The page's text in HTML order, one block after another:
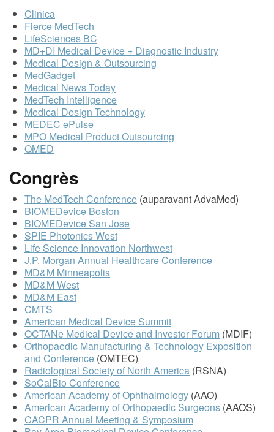
Clinica
Fierce MedTech
LifeSciences BC
MD+DI Medical Device + Diagnostic Industry
Medical Design & Outsourcing
MedGadget
Medical News Today
MedTech Intelligence
Medical Design Technology
MEDEC ePulse
MPO Medical Product Outsourcing
QMED
Congrès
The MedTech Conference (auparavant AdvaMed)
BIOMEDevice Boston
BIOMEDevice San Jose
SPIE Photonics West
Life Science Innovation Northwest
J.P. Morgan Annual Healthcare Conference
MD&M Minneapolis
MD&M West
MD&M East
CMTS
American Medical Device Summit
OCTANe Medical Device and Investor Forum (MDIF)
Orthopaedic Manufacturing & Technology Exposition
and Conference (OMTEC)
Radiological Society of North America (RSNA)
SoCalBio Conference
American Academy of Ophthalmology (AAO)
American Academy of Orthopaedic Surgeons (AAOS)
CACPR Annual Meeting & Symposium